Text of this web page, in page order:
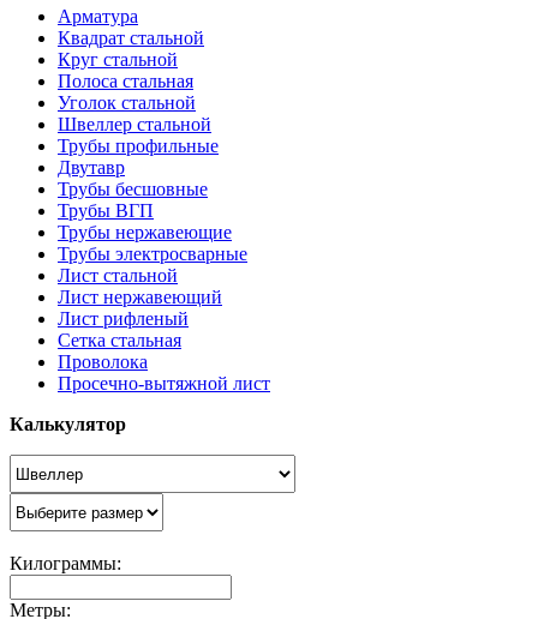
Арматура
Квадрат стальной
Круг стальной
Полоса стальная
Уголок стальной
Швеллер стальной
Трубы профильные
Двутавр
Трубы бесшовные
Трубы ВГП
Трубы нержавеющие
Трубы электросварные
Лист стальной
Лист нержавеющий
Лист рифленый
Сетка стальная
Проволока
Просечно-вытяжной лист
Калькулятор
Килограммы:
Метры: